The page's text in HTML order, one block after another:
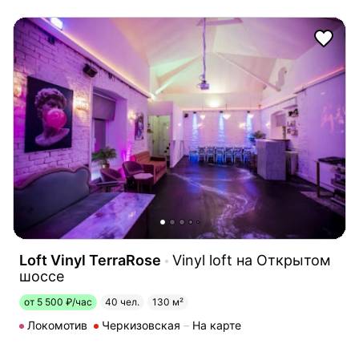
Loft Vinyl TerraRose
Vinyl loft на Открытом
шоссе
от 5 500 ₽/час 40 чел. 130 м²
Локомотив Черкизовская На карте